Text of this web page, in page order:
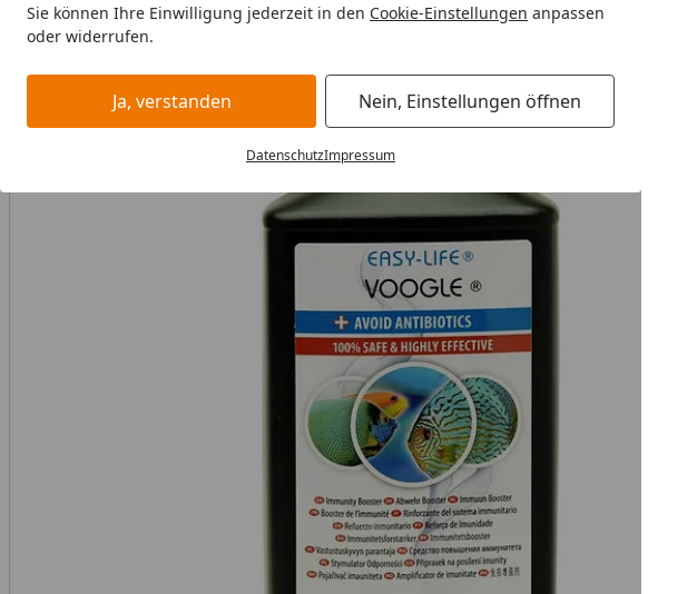
Sie können Ihre Einwilligung jederzeit in den Cookie-Einstellungen anpassen
oder widerrufen.
Ja, verstanden Nein, Einstellungen öffnen
DatenschutzImpressum